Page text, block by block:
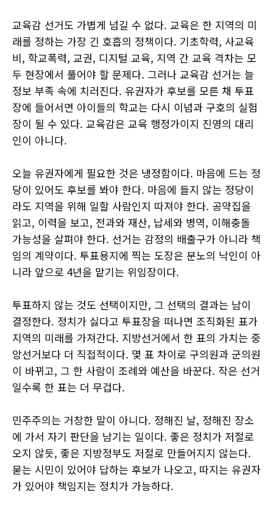
교육감 선거도 가볍게 넘길 수 없다. 교육은 한 지역의 미
래를 정하는 가장 긴 호흡의 정책이다. 기초학력, 사교육
비, 학교폭력, 교권, 디지털 교육, 지역 간 교육 격차는 모
두 현장에서 풀어야 할 문제다. 그러나 교육감 선거는 늘
정보 부족 속에 치러진다. 유권자가 후보를 모른 채 투표
장에 들어서면 아이들의 학교는 다시 이념과 구호의 실험
장이 될 수 있다. 교육감은 교육 행정가이지 진영의 대리
인이 아니다.
오늘 유권자에게 필요한 것은 냉정함이다. 마음에 드는 정
당이 있어도 후보를 봐야 한다. 마음에 들지 않는 정당이
라도 지역을 위해 일할 사람인지 따져야 한다. 공약집을
읽고, 이력을 보고, 전과와 재산, 납세와 병역, 이해충돌
가능성을 살펴야 한다. 선거는 감정의 배출구가 아니라 책
임의 계약이다. 투표용지에 찍는 도장은 분노의 낙인이 아
니라 앞으로 4년을 맡기는 위임장이다.
투표하지 않는 것도 선택이지만, 그 선택의 결과는 남이
결정한다. 정치가 싫다고 투표장을 떠나면 조직화된 표가
지역의 미래를 가져간다. 지방선거에서 한 표의 가치는 중
앙선거보다 더 직접적이다. 몇 표 차이로 구의원과 군의원
이 바뀌고, 그 한 사람이 조례와 예산을 바꾼다. 작은 선거
일수록 한 표는 더 무겁다.
민주주의는 거창한 말이 아니다. 정해진 날, 정해진 장소
에 가서 자기 판단을 남기는 일이다. 좋은 정치가 저절로
오지 않듯, 좋은 지방정부도 저절로 만들어지지 않는다.
묻는 시민이 있어야 답하는 후보가 나오고, 따지는 유권자
가 있어야 책임지는 정치가 가능하다.